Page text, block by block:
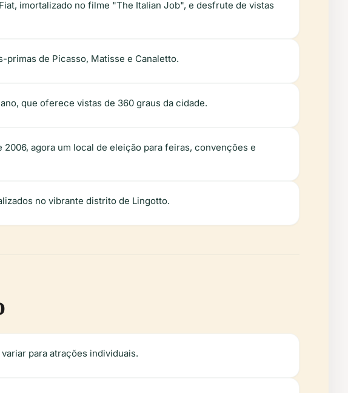
imortalizado no filme "The Italian Job", e desfrute de vistas
primas de Picasso, Matisse e Canaletto.
que oferece vistas de 360 graus da cidade.
agora um local de eleição para feiras, convenções e
no vibrante distrito de Lingotto.
para atrações individuais.